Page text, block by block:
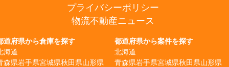
プライバシーポリシー
物流不動産ニュース
道府県から倉庫を探す
海道
森県岩手県宮城県秋田県山形県
都道府県から案件を探す
北海道
青森県岩手県宮城県秋田県山形県